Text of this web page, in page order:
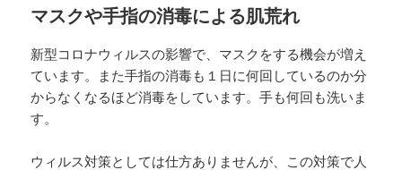
マスクや手指の消毒による肌荒れ
新型コロナウィルスの影響で、マスクをする機会が増え
ています。また手指の消毒も１日に何回しているのか分
からなくなるほど消毒をしています。手も何回も洗いま
す。
ウィルス対策としては仕方ありませんが、この対策で人